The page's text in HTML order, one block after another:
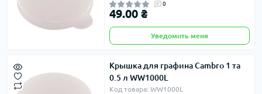
0
49.00 ₴
Уведомить меня
Крышка для графина Cambro 1 та
0.5 л WW1000L
Код товара: WW1000L